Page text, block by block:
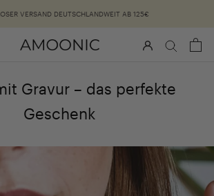
VERSAND DEUTSCHLANDWEIT AB 125€
Gravur – das perfekte
Geschenk